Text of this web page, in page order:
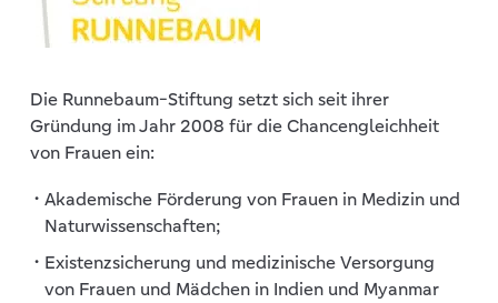
Die Runnebaum-Stiftung setzt sich seit ihrer
Gründung im Jahr 2008 für die Chancengleichheit
von Frauen ein:
Akademische Förderung von Frauen in Medizin und
Naturwissenschaften;
Existenzsicherung und medizinische Versorgung
von Frauen und Mädchen in Indien und Myanmar